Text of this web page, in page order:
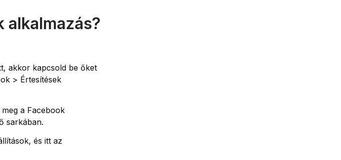
alkalmazás?
akkor kapcsold be őket
> Értesítések
a Facebook
sarkában.
és itt az